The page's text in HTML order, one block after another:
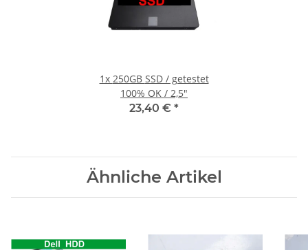
1x 250GB SSD / getestet
100% OK / 2,5"
23,40 € *
Ähnliche Artikel